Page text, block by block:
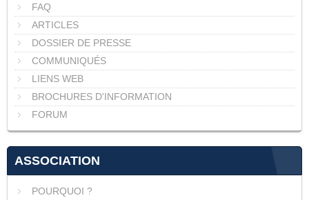
FAQ
ARTICLES
DOSSIER DE PRESSE
COMMUNIQUÉS
LIENS WEB
BROCHURES D'INFORMATION
FORUM
ASSOCIATION
POURQUOI ?